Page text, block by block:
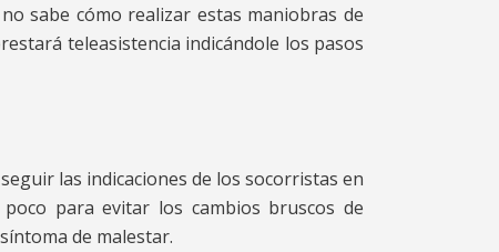
sabe cómo realizar estas maniobras de
teleasistencia indicándole los pasos
las indicaciones de los socorristas en
para evitar los cambios bruscos de
de malestar.